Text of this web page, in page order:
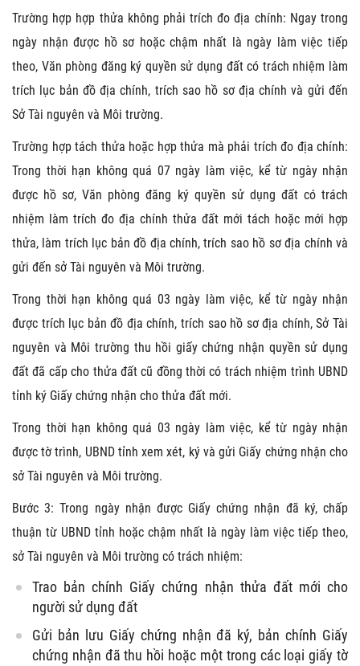
Trường hợp hợp thửa không phải trích đo địa chính: Ngay trong
ngày nhận được hồ sơ hoặc chậm nhất là ngày làm việc tiếp
theo, Văn phòng đăng ký quyền sử dụng đất có trách nhiệm làm
trích lục bản đồ địa chính, trích sao hồ sơ địa chính và gửi đến
Sở Tài nguyên và Môi trường.
Trường hợp tách thửa hoặc hợp thửa mà phải trích đo địa chính:
Trong thời hạn không quá 07 ngày làm việc, kể từ ngày nhận
được hồ sơ, Văn phòng đăng ký quyền sử dụng đất có trách
nhiệm làm trích đo địa chính thửa đất mới tách hoặc mới hợp
thửa, làm trích lục bản đồ địa chính, trích sao hồ sơ địa chính và
gửi đến sở Tài nguyên và Môi trường.
Trong thời hạn không quá 03 ngày làm việc, kể từ ngày nhận
được trích lục bản đồ địa chính, trích sao hồ sơ địa chính, Sở Tài
nguyên và Môi trường thu hồi giấy chứng nhận quyền sử dụng
đất đã cấp cho thửa đất cũ đồng thời có trách nhiệm trình UBND
tỉnh ký Giấy chứng nhận cho thửa đất mới.
Trong thời hạn không quá 03 ngày làm việc, kể từ ngày nhận
được tờ trình, UBND tỉnh xem xét, ký và gửi Giấy chứng nhận cho
sở Tài nguyên và Môi trường.
Bước 3: Trong ngày nhận được Giấy chứng nhận đã ký, chấp
thuận từ UBND tỉnh hoặc chậm nhất là ngày làm việc tiếp theo,
sở Tài nguyên và Môi trường có trách nhiệm:
Trao bản chính Giấy chứng nhận thửa đất mới cho
người sử dụng đất
Gửi bản lưu Giấy chứng nhận đã ký, bản chính Giấy
chứng nhận đã thu hồi hoặc một trong các loại giấy tờ